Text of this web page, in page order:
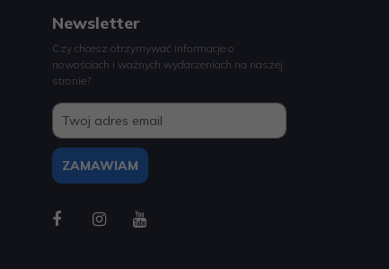
Newsletter
Czy chcesz otrzymywać informacje o
nowościach i ważnych wydarzeniach na naszej
stronie?